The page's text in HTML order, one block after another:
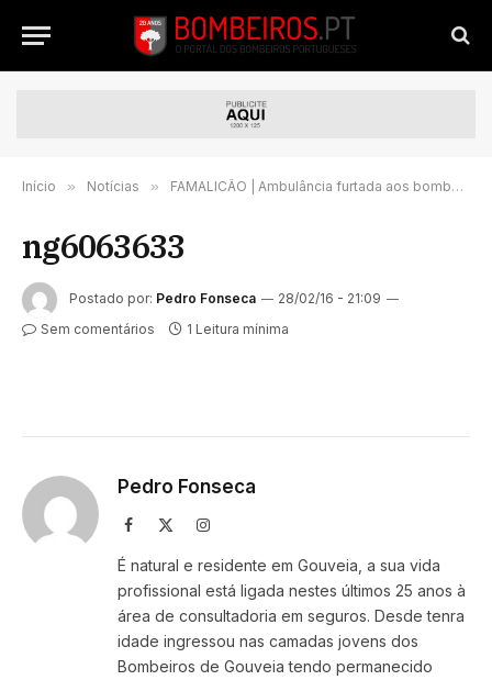
Início » Notícias » FAMALICÃO | Ambulância furtada aos bombeiros
ng6063633
Postado por: Pedro Fonseca
28/02/16 - 21:09
Sem comentários
1 Leitura mínima
Pedro Fonseca
Facebook Instagram
É natural e residente em Gouveia, a sua vida
profissional está ligada nestes últimos 25 anos à
área de consultadoria em seguros. Desde tenra
idade ingressou nas camadas jovens dos
Bombeiros de Gouveia tendo permanecido